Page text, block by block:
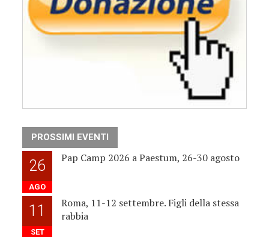
PROSSIMI EVENTI
26
AGO
Pap Camp 2026 a Paestum, 26-30 agosto
11
SET
Roma, 11-12 settembre. Figli della stessa
rabbia